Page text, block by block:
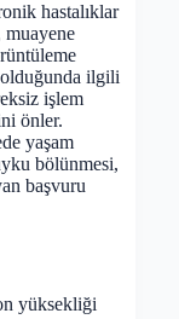
hastalıklar
muayene
ilgili
işlem
önler.
yaşam
bölünmesi,
başvuru
yüksekliği